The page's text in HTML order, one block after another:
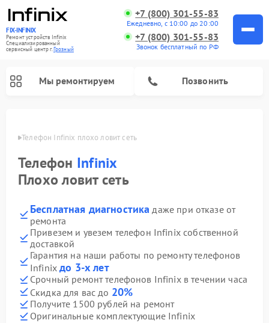
FIX-INFINIX
Ремонт устройств Infinix
Специализированный
cервисный центр г.Грозный
+7 (800) 301-55-83
Ежедневно, с 10:00 до 20:00
+7 (800) 301-55-83
Звонок бесплатный по РФ
Мы ремонтируем Позвонить
Телефон Infinix плохо ловит сеть
Телефон Infinix
Плохо ловит сеть
Бесплатная диагностика даже при отказе от
ремонта
Привезем и увезем телефон Infinix собственной
доставкой
Гарантия на наши работы по ремонту телефонов
Infinixдо 3-х лет
Срочный ремонт телефонов Infinix в течении часа
Скидка для вас до 20%
Получите 1500 рублей на ремонт
Оригинальные комплектующие Infinix